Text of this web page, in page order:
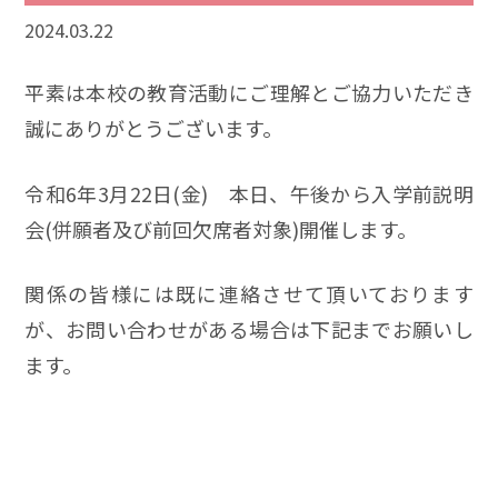
2024.03.22
平素は本校の教育活動にご理解とご協力いただき
誠にありがとうございます。
令和6年3月22日(金) 本日、午後から入学前説明
会(併願者及び前回欠席者対象)開催します。
関係の皆様には既に連絡させて頂いております
が、お問い合わせがある場合は下記までお願いし
ます。